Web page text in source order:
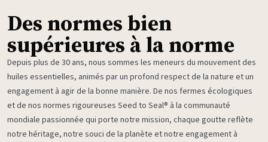
Des normes bien
supérieures à la norme
Depuis plus de 30 ans, nous sommes les meneurs du mouvement des
huiles essentielles, animés par un profond respect de la nature et un
engagement à agir de la bonne manière. De nos fermes écologiques
et de nos normes rigoureuses Seed to Seal® à la communauté
mondiale passionnée qui porte notre mission, chaque goutte reflète
notre héritage, notre souci de la planète et notre engagement à